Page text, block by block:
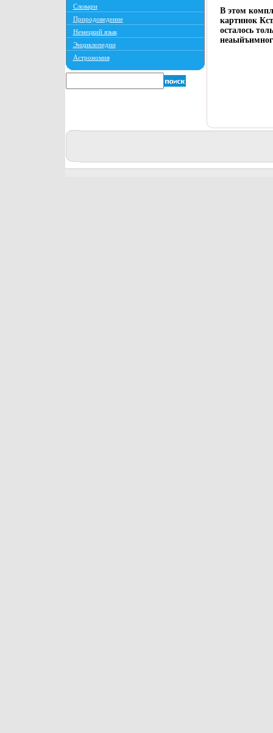
Словари
Природоведение
Немецкий язык
Энциклопедии
Астрономия
В этом
картинок
осталось